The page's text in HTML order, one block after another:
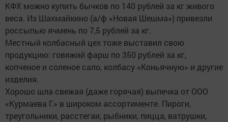
КФХ можно купить бычков по 140 рублей за кг живого
веса. Из Шахмайкино (а/ф «Новая Шешма») привезли
россыпью ячмень по 7,5 рублей за кг.
Местный колбасный цех тоже выставил свою
продукцию: говяжий фарш по 350 рублей за кг,
копченое и соленое сало, колбасу «Коньячную» и другие
изделия.
Хорошо шла свежая (даже горячая) выпечка от ООО
«Курмаева Г.» в широком ассортименте. Пироги,
треугольники, расстегаи, рыбники, пицца, ватрушки,